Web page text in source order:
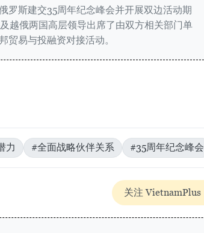
罗斯建交35周年纪念峰会并开展双边活动期
越俄两国高层领导出席了由双方相关部门单
易与投融资对接活动。
力 #全面战略伙伴关系 #35周年纪念峰会
关注 VietnamPlus